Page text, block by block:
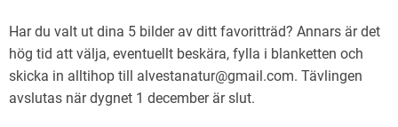
Har du valt ut dina 5 bilder av ditt favoritträd? Annars är det
hög tid att välja, eventuellt beskära, fylla i blanketten och
skicka in alltihop till alvestanatur@gmail.com. Tävlingen
avslutas när dygnet 1 december är slut.